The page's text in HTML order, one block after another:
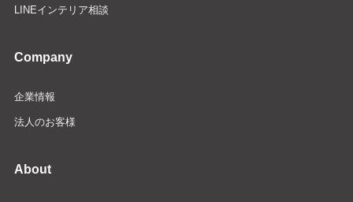
LINEインテリア相談
Company
企業情報
法人のお客様
About